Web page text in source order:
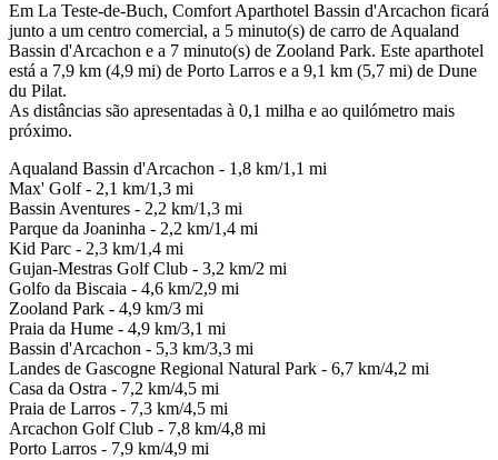
Em La Teste-de-Buch, Comfort Aparthotel Bassin d'Arcachon ficará
junto a um centro comercial, a 5 minuto(s) de carro de Aqualand
Bassin d'Arcachon e a 7 minuto(s) de Zooland Park. Este aparthotel
está a 7,9 km (4,9 mi) de Porto Larros e a 9,1 km (5,7 mi) de Dune
du Pilat.
As distâncias são apresentadas à 0,1 milha e ao quilómetro mais
próximo.
Aqualand Bassin d'Arcachon - 1,8 km/1,1 mi
Max' Golf - 2,1 km/1,3 mi
Bassin Aventures - 2,2 km/1,3 mi
Parque da Joaninha - 2,2 km/1,4 mi
Kid Parc - 2,3 km/1,4 mi
Gujan-Mestras Golf Club - 3,2 km/2 mi
Golfo da Biscaia - 4,6 km/2,9 mi
Zooland Park - 4,9 km/3 mi
Praia da Hume - 4,9 km/3,1 mi
Bassin d'Arcachon - 5,3 km/3,3 mi
Landes de Gascogne Regional Natural Park - 6,7 km/4,2 mi
Casa da Ostra - 7,2 km/4,5 mi
Praia de Larros - 7,3 km/4,5 mi
Arcachon Golf Club - 7,8 km/4,8 mi
Porto Larros - 7,9 km/4,9 mi